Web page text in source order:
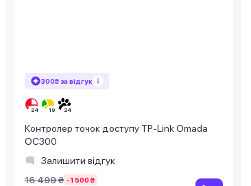
300₴ за відгук
Контролер точок доступу TP-Link Omada
OC300
Залишити відгук
16 499 ₴ -1 500 ₴